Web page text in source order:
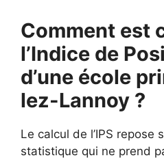
Comment est
l’Indice de
d’une école
lez-Lannoy ?
Le calcul de l’IPS repose
statistique qui ne prend